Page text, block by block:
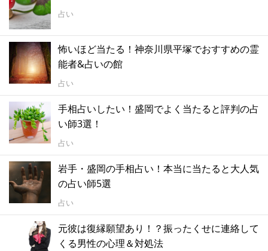
占い
怖いほど当たる！神奈川県平塚でおすすめの霊
能者&占いの館
占い
手相占いしたい！盛岡でよく当たると評判の占
い師3選！
占い
岩手・盛岡の手相占い！本当に当たると大人気
の占い師5選
占い
元彼は復縁願望あり！？振ったくせに連絡して
くる男性の心理＆対処法